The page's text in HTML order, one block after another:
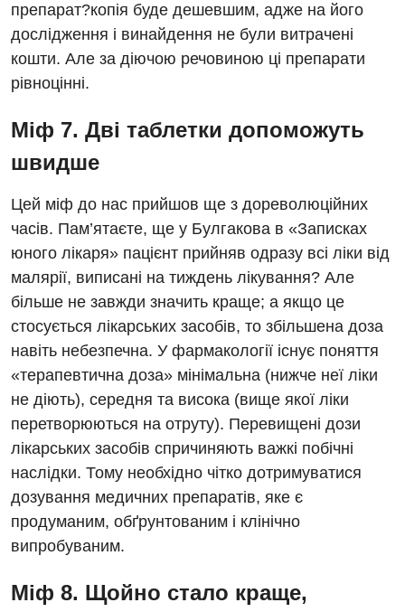
Дитяча ендокринологія
Дитяча кардіоревматологія
Дитяча неврологія
Дитяча ортопедія і травматологія
Дитяча оториноларингологія
Дитяча офтальмологія
Дитяча хірургія
препарат?копія буде дешевшим, адже на його
дослідження і винайдення не були витрачені
кошти. Але за діючою речовиною ці препарати
рівноцінні.
Міф 7. Дві таблетки допоможуть
швидше
Цей міф до нас прийшов ще з дореволюційних
часів. Пам’ятаєте, ще у Булгакова в «Записках
юного лікаря» пацієнт прийняв одразу всі ліки від
малярії, виписані на тиждень лікування? Але
більше не завжди значить краще; а якщо це
стосується лікарських засобів, то збільшена доза
навіть небезпечна. У фармакології існує поняття
«терапевтична доза» мінімальна (нижче неї ліки
не діють), середня та висока (вище якої ліки
перетворюються на отруту). Перевищені дози
лікарських засобів спричиняють важкі побічні
наслідки. Тому необхідно чітко дотримуватися
дозування медичних препаратів, яке є
продуманим, обґрунтованим і клінічно
випробуваним.
Міф 8. Щойно стало краще,